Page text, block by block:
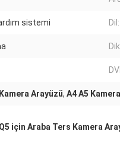
sistemi Dil:
Arayüzü, A4 A5
için Araba Ters Kamera